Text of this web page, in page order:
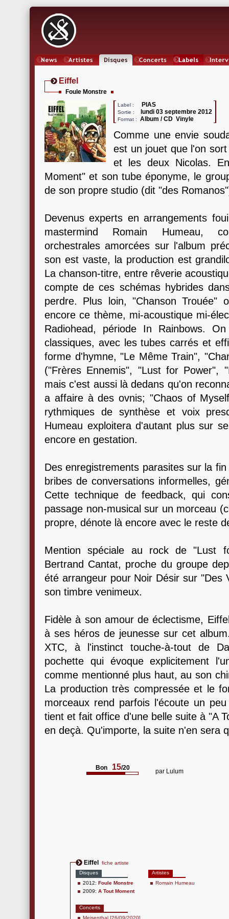
Eiffel
Foule Monstre
Label : PIAS
Sortie : lundi 03 septembre 2012
Format : Album / CD Vinyle
Comme une envie
est un jouet que l'on
et les deux Nicolas.
Moment" et son tube éponyme, le
de son propre studio (dit "des
Devenus experts en arrangements
mastermind Romain Humeau,
orchestrales amorcées sur l'album
son est vaste, la production est
La chanson-titre, entre rêverie
compte de ces schémas hybrides
perdre. Plus loin, "Chanson Trouée"
encore ce thème, mi-acoustique mi-
Radiohead, période In Rainbows.
classiques, avec les tubes carrés et
forme d'hymne, "Le Même Train",
("Frères Ennemis", "Lust for Power",
mais c'est aussi là dedans qu'on
a affaire à des ovnis; "Chaos of
rythmiques de synthèse et voix
Humeau exploitera d'autant plus sur
encore en gestation.
Des enregistrements parasites sur la
bribes de conversations informelles,
Cette technique de feedback, qui
passage non-musical sur un morceau
propre, dénote là encore avec le reste
Mention spéciale au rock de "Lust
Bertrand Cantat, proche du groupe
été arrangeur pour Noir Désir sur "Des
son timbre venimeux.
Fidèle à son amour de éclectisme,
à ses héros de jeunesse sur cet
XTC, à l'instinct touche-à-tout de
pochette qui évoque explicitement
comme mentionné plus haut, au son
La production très compressée et le
morceaux rend parfois l'écoute un
tient et fait office d'une belle suite à "A
en deçà. Qu'importe, la suite n'en sera
Bon 15/20 par Lulum
Eiffel
fiche artiste
Disques
2012: Foule Monstre
2009: A Tout Moment
Concerts
Meisenthal [26/09/2020]
Artistes
Romain Humeau